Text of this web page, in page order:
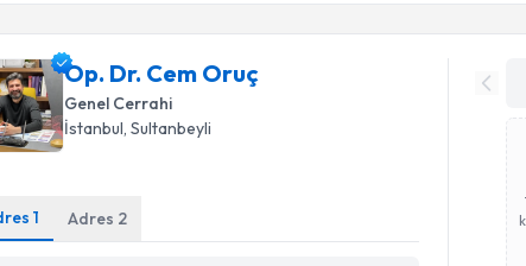
Op. Dr. Cem Oruç
Genel Cerrahi
İstanbul, Sultanbeyli
1 Adres 2